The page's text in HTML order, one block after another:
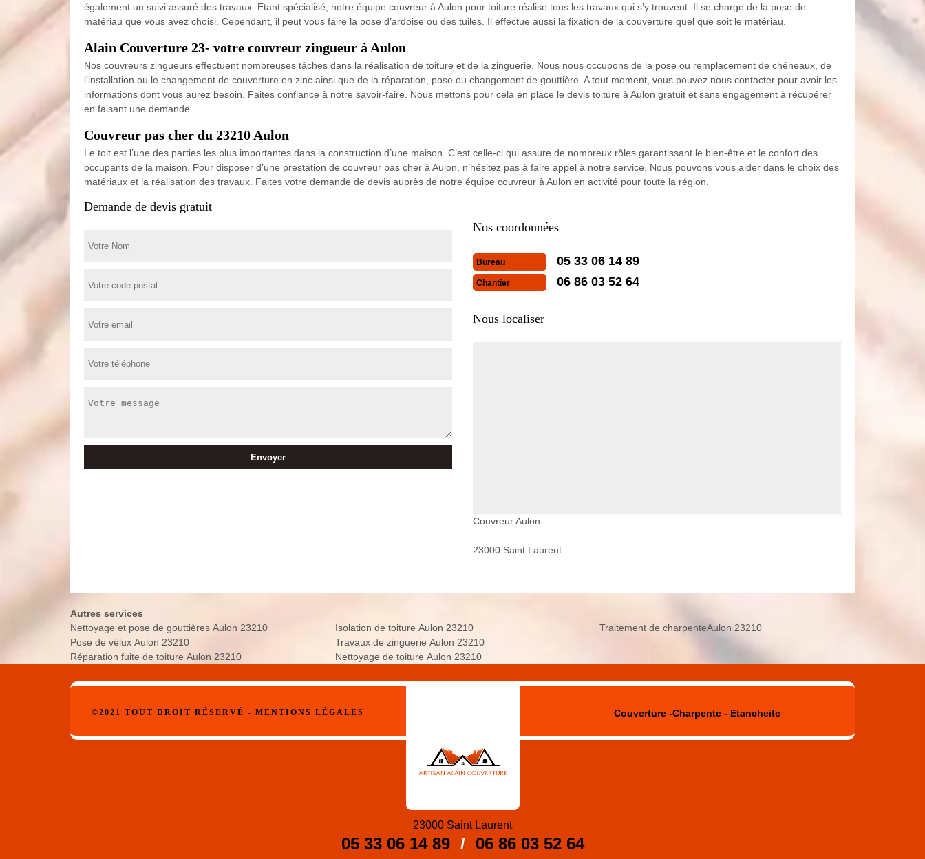
également un suivi assuré des travaux. Etant spécialisé, notre équipe couvreur à Aulon pour toiture réalise tous les travaux qui s’y trouvent. Il se charge de la pose de
matériau que vous avez choisi. Cependant, il peut vous faire la pose d’ardoise ou des tuiles. Il effectue aussi la fixation de la couverture quel que soit le matériau.
Alain Couverture 23- votre couvreur zingueur à Aulon
Nos couvreurs zingueurs effectuent nombreuses tâches dans la réalisation de toiture et de la zinguerie. Nous nous occupons de la pose ou remplacement de chéneaux, de
l’installation ou le changement de couverture en zinc ainsi que de la réparation, pose ou changement de gouttière. A tout moment, vous pouvez nous contacter pour avoir les
informations dont vous aurez besoin. Faites confiance à notre savoir-faire. Nous mettons pour cela en place le devis toiture à Aulon gratuit et sans engagement à récupérer
en faisant une demande.
Couvreur pas cher du 23210 Aulon
Le toit est l’une des parties les plus importantes dans la construction d’une maison. C’est celle-ci qui assure de nombreux rôles garantissant le bien-être et le confort des
occupants de la maison. Pour disposer d’une prestation de couvreur pas cher à Aulon, n’hésitez pas à faire appel à notre service. Nous pouvons vous aider dans le choix des
matériaux et la réalisation des travaux. Faites votre demande de devis auprès de notre équipe couvreur à Aulon en activité pour toute la région.
Demande de devis gratuit
Nos coordonnées
Bureau 05 33 06 14 89
Chantier 06 86 03 52 64
Nous localiser
Couvreur Aulon
23000 Saint Laurent
Autres services
Nettoyage et pose de gouttières Aulon 23210
Pose de vélux Aulon 23210
Réparation fuite de toiture Aulon 23210
Isolation de toiture Aulon 23210
Travaux de zinguerie Aulon 23210
Nettoyage de toiture Aulon 23210
Traitement de charpenteAulon 23210
©2021 TOUT DROIT RÉSERVÉ - MENTIONS LÉGALES Couverture -Charpente - Etancheite
23000 Saint Laurent
05 33 06 14 89 / 06 86 03 52 64